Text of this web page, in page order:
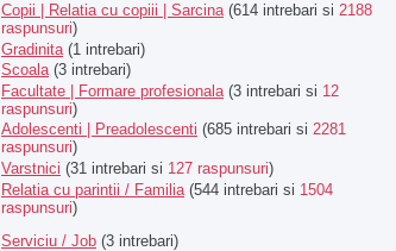
Copii | Relatia cu copiii | Sarcina(614 intrebari si 2188
raspunsuri)
Gradinita (1 intrebari)
Scoala(3 intrebari)
Facultate | Formare profesionala (3 intrebari si 12
raspunsuri)
Adolescenti | Preadolescenti (685 intrebari si 2281
raspunsuri)
Varstnici (31 intrebari si 127 raspunsuri)
Relatia cu parintii / Familia (544 intrebari si 1504
raspunsuri)
Serviciu / Job (3 intrebari)